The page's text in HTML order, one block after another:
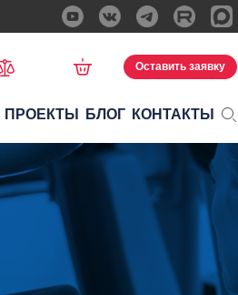
Оставить заявку
ПРОЕКТЫ БЛОГ КОНТАКТЫ